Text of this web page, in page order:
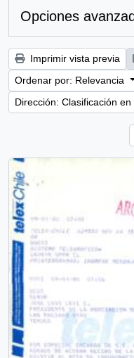
Opciones
Imprimir vista previa
Ordenar por: Relevancia
Dirección: Clasificación